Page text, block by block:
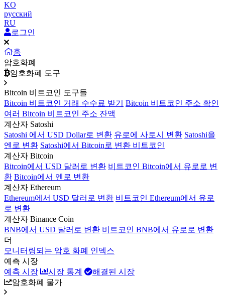
KO
русский
RU
로그인
홈
암호화폐
암호화폐 도구
Bitcoin 비트코인 도구들
Bitcoin 비트코인 거래 수수료 받기
Bitcoin 비트코인 주소 확인
여러 Bitcoin 비트코인 주소 잔액
계산자 Satoshi
Satoshi 에서 USD Dollar로 변환 유로에 사토시 변환 Satoshi을
엔로 변환 Satoshi에서 Bitcoin로 변환 비트코인
계산자 Bitcoin
Bitcoin에서 USD 달러로 변환 비트코인 Bitcoin에서 유로로 변
환 Bitcoin에서 엔로 변환
계산자 Ethereum
Ethereum에서 USD 달러로 변환 비트코인 Ethereum에서 유로
로 변환
계산자 Binance Coin
BNB에서 USD 달러로 변환 비트코인 BNB에서 유로로 변환
더
모니터링되는 암호 화폐 인덱스
예측 시장
예측 시장
시장 통계
해결된 시장
암호화폐 물가